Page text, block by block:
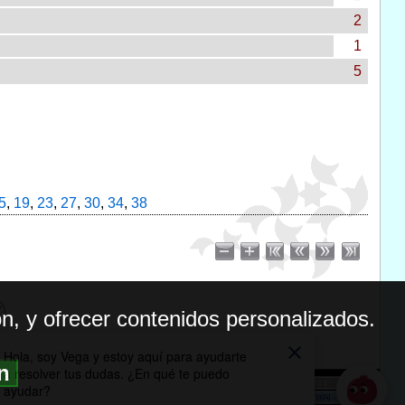
2
1
5
, 19, 23, 27, 30, 34, 38
DE PRIVACIDAD
y ofrecer contenidos personalizados.